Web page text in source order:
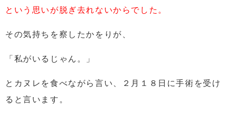
という思いが脱ぎ去れないからでした。
その気持ちを察したかをりが、
「私がいるじゃん。」
とカヌレを食べながら言い、
２月１８日に手術を受け
ると言います。